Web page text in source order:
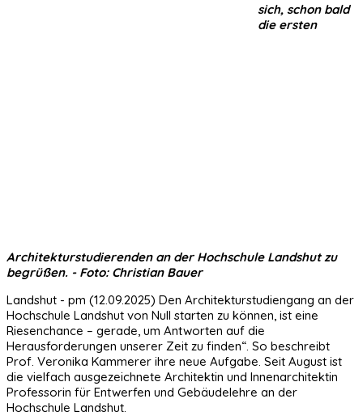
sich, schon bald
die ersten
Architekturstudierenden an der Hochschule Landshut zu
begrüßen. - Foto: Christian Bauer
Landshut - pm (12.09.2025) Den Architekturstudiengang an der
Hochschule Landshut von Null starten zu können, ist eine
Riesenchance – gerade, um Antworten auf die
Herausforderungen unserer Zeit zu finden“. So beschreibt
Prof. Veronika Kammerer ihre neue Aufgabe. Seit August ist
die vielfach ausgezeichnete Architektin und Innenarchitektin
Professorin für Entwerfen und Gebäudelehre an der
Hochschule Landshut.